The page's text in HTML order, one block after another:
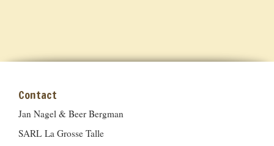
Contact
Jan Nagel & Beer Bergman
SARL La Grosse Talle